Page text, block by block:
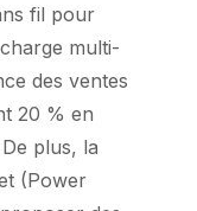
fil pour
multi-
des ventes
20 % en
plus, la
(Power